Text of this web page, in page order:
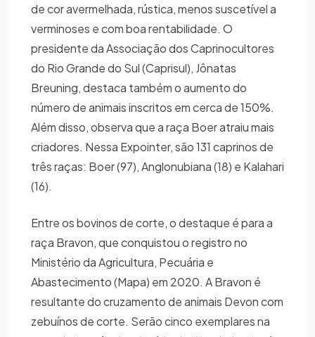
de cor avermelhada, rústica, menos suscetível a
verminoses e com boa rentabilidade. O
presidente da Associação dos Caprinocultores
do Rio Grande do Sul (Caprisul), Jônatas
Breuning, destaca também o aumento do
número de animais inscritos em cerca de 150%.
Além disso, observa que a raça Boer atraiu mais
criadores. Nessa Expointer, são 131 caprinos de
três raças: Boer (97), Anglonubiana (18) e Kalahari
(16).
Entre os bovinos de corte, o destaque é para a
raça Bravon, que conquistou o registro no
Ministério da Agricultura, Pecuária e
Abastecimento (Mapa) em 2020. A Bravon é
resultante do cruzamento de animais Devon com
zebuínos de corte. Serão cinco exemplares na